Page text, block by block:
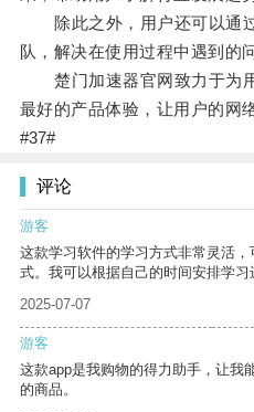
除此之外，用户还可以通
队，解决在使用过程中遇到的
楚门加速器官网致力于为
最好的产品体验，让用户的网
#37#
评论
游客
这款学习软件的学习方式非常灵活
式。我可以根据自己的时间安排学习
2025-07-07
游客
这款app是我购物的得力助手，让我
的商品。